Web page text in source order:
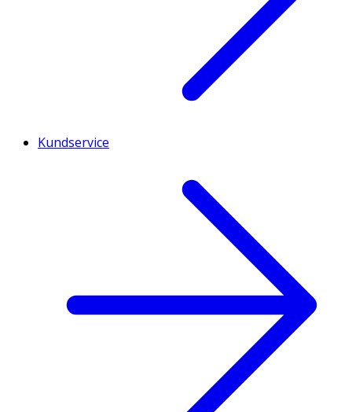
Kundservice